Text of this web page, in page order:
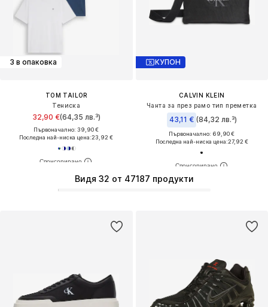
3 в опаковка
TOM TAILOR
Тениска
32,90 €(64,35 лв.³)
Първоначално: 39,90 €
Последна най-ниска цена:23,92 €
КУПОН
CALVIN KLEIN
Чанта за през рамо тип преметка
43,11 € (84,32 лв.³)
Първоначално: 69,90 €
Последна най-ниска цена:27,92 €
Видя 32 от 47187 продукти